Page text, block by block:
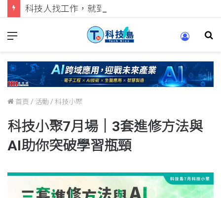
科技人找工作，就到TECH+ 科技專區!
首頁 / 活動 / 科技小聚
科技小聚7月場｜3套進修方法與
AI助你突破學習瓶頸